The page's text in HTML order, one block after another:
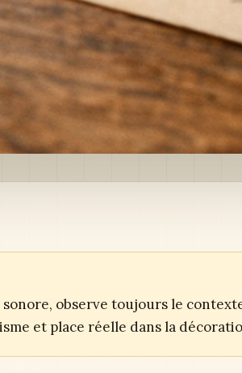
observe toujours le
et place réelle dans la